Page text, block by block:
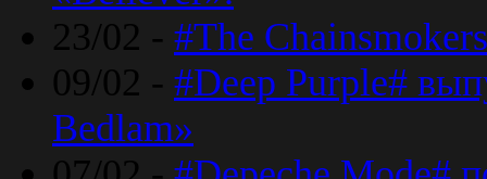
23/02 - #The
09/02 - #Deep Purple#
Bedlam»